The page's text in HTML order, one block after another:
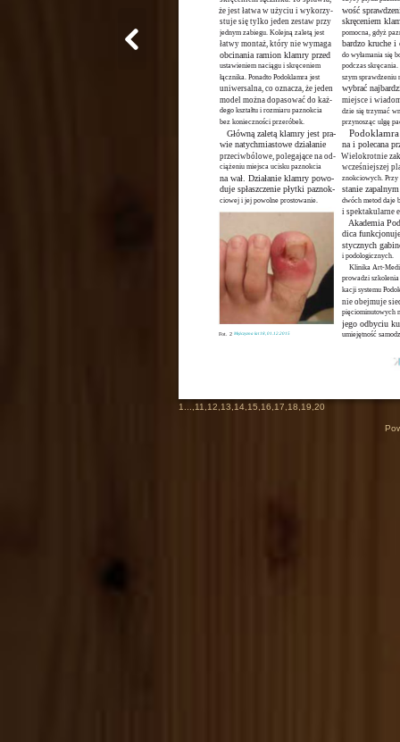
że jest łatwa w użyciu i wykorzy-
stuje się tylko jeden zestaw przy
jednym zabiegu. Kolejną zaletą jest
łatwy montaż, który nie wymaga
obcinania ramion klamry przed
ustawieniem naciągu i skręceniem
łącznika. Ponadto Podoklamra jest
uniwersalna, co oznacza, że jeden
model można dopasować do każ-
dego kształtu i rozmiaru paznokcia
bez konieczności przeróbek.
Główną zaletą klamry jest pra-
wie natychmiastowe działanie
przeciwbólowe, polegające na od-
ciążeniu miejsca ucisku paznokcia
na wał. Działanie klamry powo-
duje spłaszczenie płytki paznok-
ciowej i jej powolne prostowanie.
wość
skręceniem
pomocna, gdyż
bardzo kruche i
do wyłamania się
podczas
szym sprawdzeniu
wybrać
miejsce i
dzie się trzymać
przynosząc ulgę
na i polecana
Wielokrotnie
wcześniejszej
znokciowych. Przy
stanie
dwóch metod daje
i spektakularne
Akademia
dica
stycznych
i podologicznych.
Klinika Art-
prowadzi
kacji systemu
nie obejmuje
pięciominutowych
jego odbyciu
umiejętność
Fot. 2 Mężczyzna lat 18, 01.12.2015
1 11 12 13 14, 15, 16 17 18 19 20